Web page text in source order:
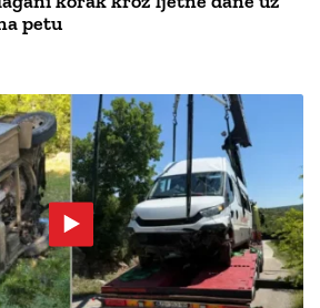
petu